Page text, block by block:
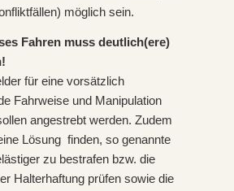
möglich sein.
Fahren muss deutlich(ere)
für eine vorsätzlich
Fahrweise und Manipulation
angestrebt werden. Zudem
Lösung finden, so genannte
zu bestrafen bzw. die
Halterhaftung prüfen sowie die